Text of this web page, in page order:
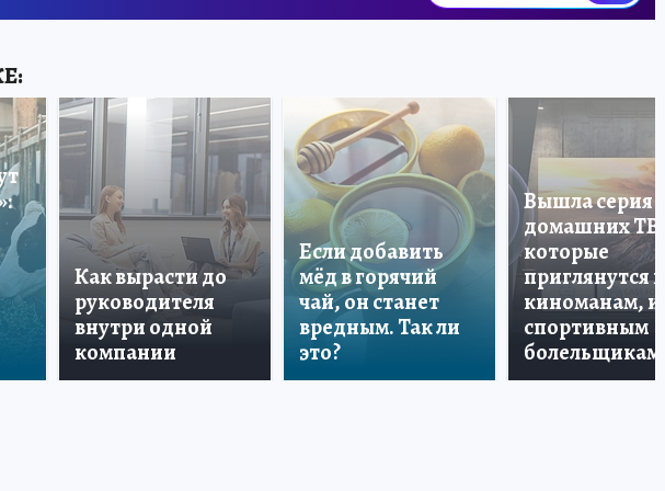
Как вырасти до
руководителя
внутри одной
компании
Если добавить
мёд в горячий
чай, он станет
вредным. Так ли
это?
Вышла серия
домашних ТВ,
которые
приглянутся и
киноманам, и
спортивным
болельщикам